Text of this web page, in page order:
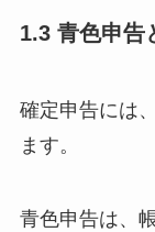
1.3 青色申告
確定申告には、
ます。
青色申告は、